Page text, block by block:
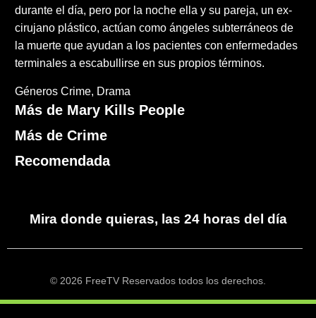
durante el día, pero por la noche ella y su pareja, un ex-
cirujano plástico, actúan como ángeles subterráneos de
la muerte que ayudan a los pacientes con enfermedades
terminales a escabullirse en sus propios términos.
Géneros Crime Drama
Más de Mary Kills People
Más de Crime
Recomendada
Mira donde quieras, las 24 horas del día
© 2026 FreeTV Reservados todos los derechos.